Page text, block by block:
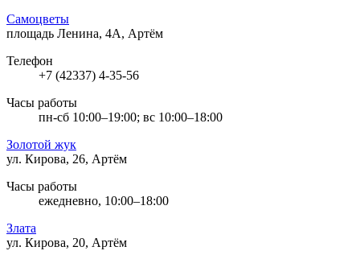
Самоцветы
площадь Ленина, 4А, Артём
Телефон
+7 (42337) 4-35-56
Часы работы
пн-сб 10:00–19:00; вс 10:00–18:00
Золотой жук
ул. Кирова, 26, Артём
Часы работы
ежедневно, 10:00–18:00
Злата
ул. Кирова, 20, Артём